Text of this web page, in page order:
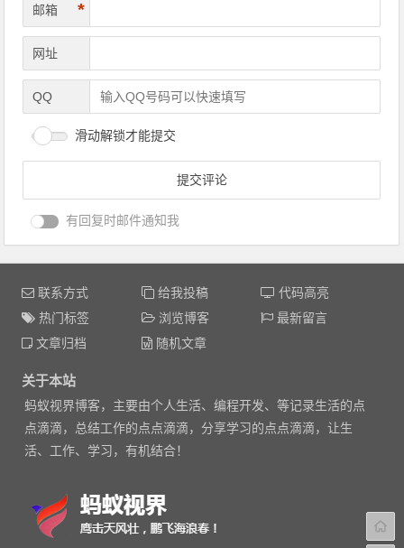
邮箱 *
网址
QQ
滑动解锁才能提交
有回复时邮件通知我
联系方式 给我投稿
代码高亮
热门标签
浏览博客
最新留言
文章归档
随机文章
关于本站
蚂蚁视界博客，主要由个人生活、编程开发、等记录生活的点
点滴滴，总结工作的点点滴滴，分享学习的点点滴滴，让生
活、工作、学习，有机结合！